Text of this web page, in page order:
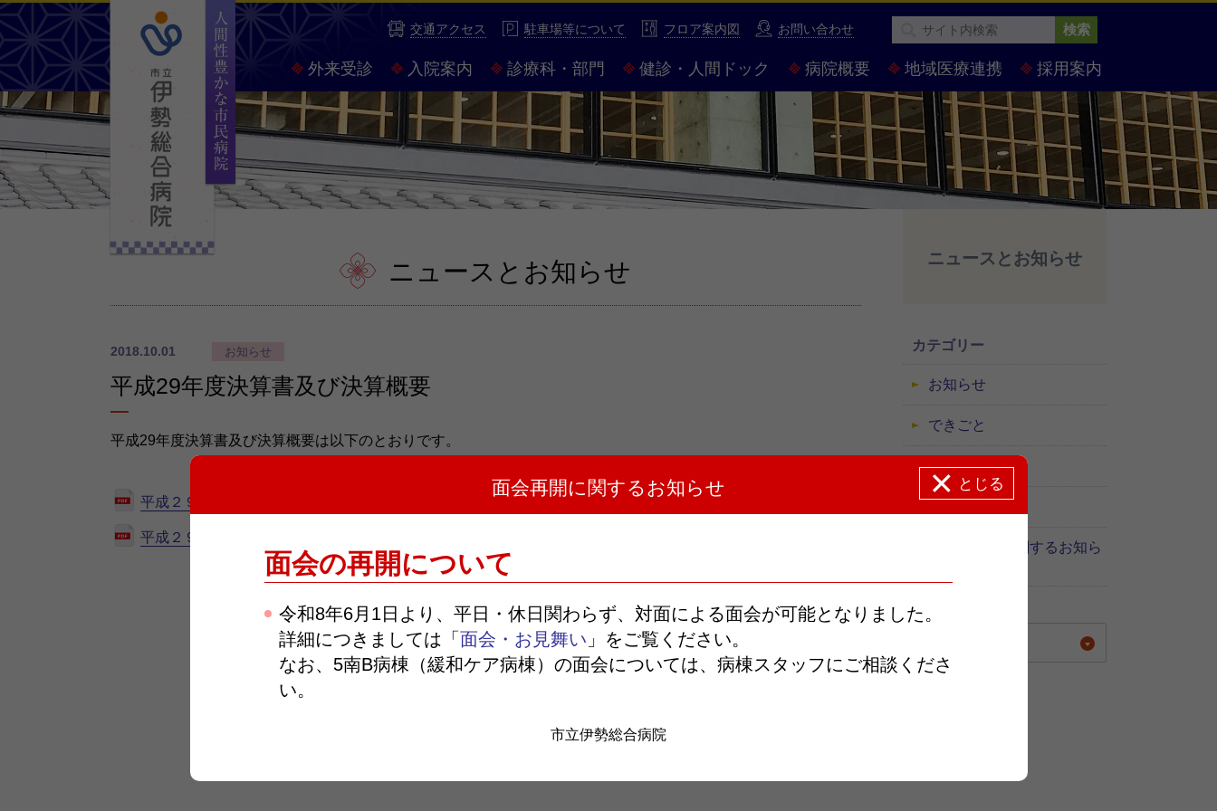
面会再開に関するお知らせ とじる
面会の再開について
令和8年6月1日より、平日・休日関わらず、対面による面会が可能となりました。
詳細につきましては「面会・お見舞い 」をご覧ください。
なお、5南B病棟（緩和ケア病棟）の面会については、病棟スタッフにご相談くださ
い。
市立伊勢総合病院
人間性豊かな市民病院 市立伊勢総合病院
外来受診 入院案内 診療科・部門 健診・人間ドック 病院概要 地域医療連携 採用案内
交通アクセス 駐車場等について フロア案内図 お問い合わせ 検索
ニュースとお知らせ
2018.10.01 お知らせ
平成29年度決算書及び決算概要
平成29年度決算書及び決算概要は以下のとおりです。
平成２９年度決算書
平成２９年度決算概要
お知らせ一覧へ戻る
ニュースとお知らせ
カテゴリー
お知らせ
できごと
採用関連
感染症対策に関するお知ら